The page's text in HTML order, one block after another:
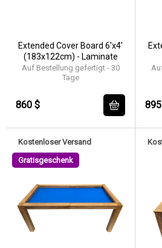
Extended Cover Board 6'x4'
(183x122cm) - Laminate
Auf Bestellung gefertigt - 30
Tage
860 $
Kostenloser Versand
Gratisgeschenk